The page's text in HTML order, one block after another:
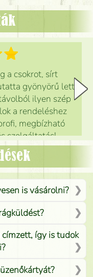
a csokrot, sírt
gyönyörű lett.
ilyen szép
a rendeléshez
megbízható
szolgáltatás!
Mónika
is vásárolni?
így is tudok